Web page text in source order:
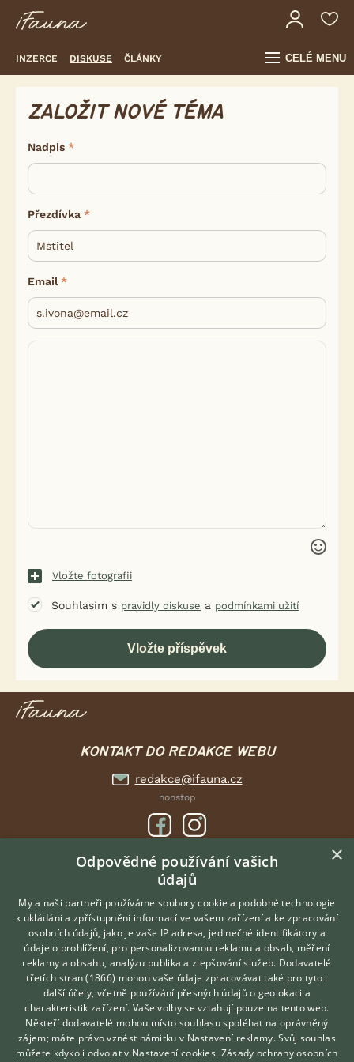
INZERCE DISKUSE ČLÁNKY CELÉ MENU
ZALOŽIT NOVÉ TÉMA
Nadpis
Přezdívka
Email
Vložte fotografii
Souhlasím s pravidly diskuse a podmínkami užití
KONTAKT DO REDAKCE WEBU
redakce@ifauna.cz
nonstop
DOMOVSKÁ STRÁNKA
INZERCE
DISKUSE
O nás
Kontakt
Možnosti zvýraznění inzerátů
Podmínky užití
Zpracování osobních údajů
Hledáte zvířecího kamaráda?
Zdarma vám poradí
VETERINÁŘ ONLINE
KONZULTOVAT S
VETERINÁŘEM
×
Odpovědné používání vašich
údajů
My a naši partneři používáme soubory cookie a podobné technologie
k ukládání a zpřístupnění informací ve vašem zařízení a ke zpracování
osobních údajů, jako je vaše IP adresa, jedinečné identifikátory a
údaje o prohlížení, pro personalizovanou reklamu a obsah, měření
reklamy a obsahu, analýzu publika a zlepšování služeb. Dodavatelé
třetích stran (1866) mohou vaše údaje zpracovávat také pro tyto i
další účely, včetně používání přesných údajů o geolokaci a
charakteristik zařízení. Vaše volby se vztahují pouze na tento web.
Někteří dodavatelé mohou místo souhlasu spoléhat na oprávněný
zájem; máte právo vznést námitku v Nastavení reklamy. Svůj souhlas
můžete kdykoli odvolat v Nastavení cookies. Zásady ochrany osobních